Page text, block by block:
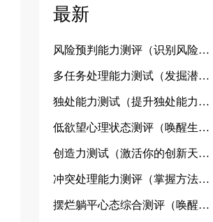
最新
风险预判能力测评（识别风险，防患未然）
多任务处理能力测试（发掘潜能，告别手忙脚乱）
独处能力测试（提升独处能力，学会与自己对话）
低欲望心理状态测评（唤醒生活热忱，重拾向上力量）
创造力测试（激活你的创新天赋）
冲突处理能力测评（掌握方法，从容处理分歧）
摆烂躺平心态综合测评（唤醒内在动力，摆脱躺平摆烂心态）